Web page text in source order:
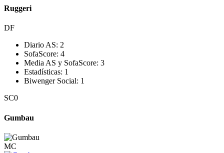
Ruggeri
DF
Diario AS: 2
SofaScore: 4
Media AS y SofaScore: 3
Estadísticas: 1
Biwenger Social: 1
SC0
Gumbau
MC